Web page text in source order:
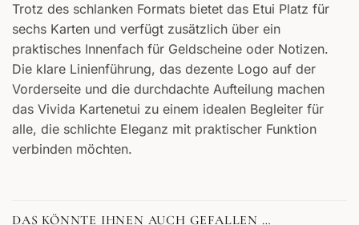
Trotz des schlanken Formats bietet das Etui Platz für
sechs Karten und verfügt zusätzlich über ein
praktisches Innenfach für Geldscheine oder Notizen.
Die klare Linienführung, das dezente Logo auf der
Vorderseite und die durchdachte Aufteilung machen
das Vivida Kartenetui zu einem idealen Begleiter für
alle, die schlichte Eleganz mit praktischer Funktion
verbinden möchten.
DAS KÖNNTE IHNEN AUCH GEFALLEN …